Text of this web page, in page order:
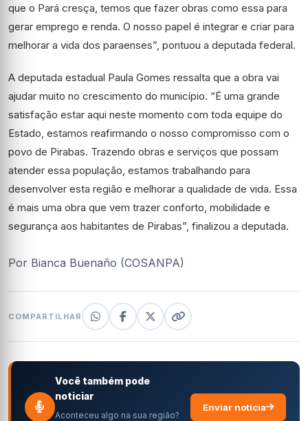
que o Pará cresça, temos que fazer obras como essa para
gerar emprego e renda. O nosso papel é integrar e criar para
melhorar a vida dos paraenses”, pontuou a deputada federal.
A deputada estadual Paula Gomes ressalta que a obra vai
ajudar muito no crescimento do município. “É uma grande
satisfação estar aqui neste momento com toda equipe do
Estado, estamos reafirmando o nosso compromisso com o
povo de Pirabas. Trazendo obras e serviços que possam
atender essa população, estamos trabalhando para
desenvolver esta região e melhorar a qualidade de vida. Essa
é mais uma obra que vem trazer conforto, mobilidade e
segurança aos habitantes de Pirabas”, finalizou a deputada.
Por Bianca Buenaño (COSANPA)
COMPARTILHAR
Você também pode
noticiar
Aconteceu algo na sua região?
Enviar notícia